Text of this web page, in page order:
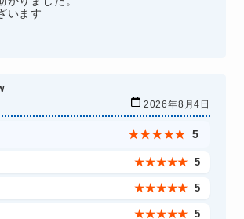
います
2026年8月4日
★★★★★ 5
★★★★★ 5
★★★★★ 5
★★★★★ 5